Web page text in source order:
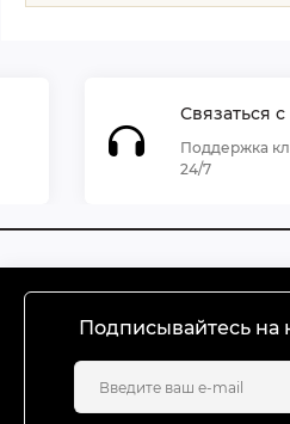
Связаться
Поддержка
24/7
Подписывайтесь на